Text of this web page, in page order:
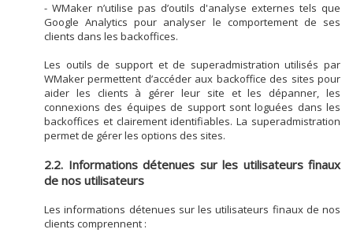
- WMaker n’utilise pas d’outils d'analyse externes tels que
Google Analytics pour analyser le comportement de ses
clients dans les backoffices.
Les outils de support et de superadmistration utilisés par
WMaker permettent d’accéder aux backoffice des sites pour
aider les clients à gérer leur site et les dépanner, les
connexions des équipes de support sont loguées dans les
backoffices et clairement identifiables. La superadmistration
permet de gérer les options des sites.
2.2. Informations détenues sur les utilisateurs finaux
de nos utilisateurs
Les informations détenues sur les utilisateurs finaux de nos
clients comprennent :